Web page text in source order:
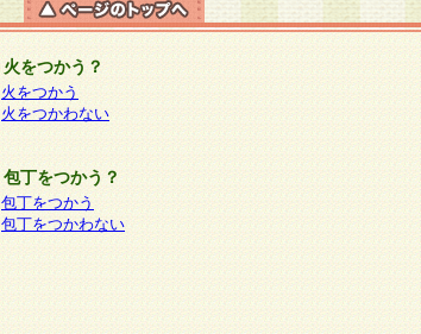
火をつかう？
火をつかう
火をつかわない
包丁をつかう？
包丁をつかう
包丁をつかわない